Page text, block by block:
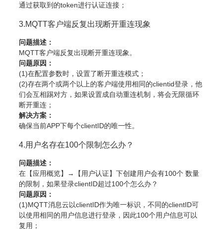
通过获取到的token进行认证连接；
3.MQTT客户端反复出现断开重连现象
问题描述：
MQTT客户端反复出现断开重连现象。
问题原因：
(1)在配置参数时，设置了断开重连模式；
(2)存在两个或两个以上的客户端使用相同的clientid登录，他
们会互相踢对方，如果设置成自动重连机制，将会无限循环
断开重连；
解决方案：
确保当前APP下每个clientID的唯一性。
4.用户名存在100个限制怎么办？
问题描述：
在【应用概览】→【用户认证】下创建用户会有100个 数量
的限制，如果登录clientID超过100个怎么办？
问题原因：
(1)MQTT消息云以clientID作为唯一标识，不同的clientID可
以使用相同的用户信息进行登录，因此100个用户信息可以
复用；